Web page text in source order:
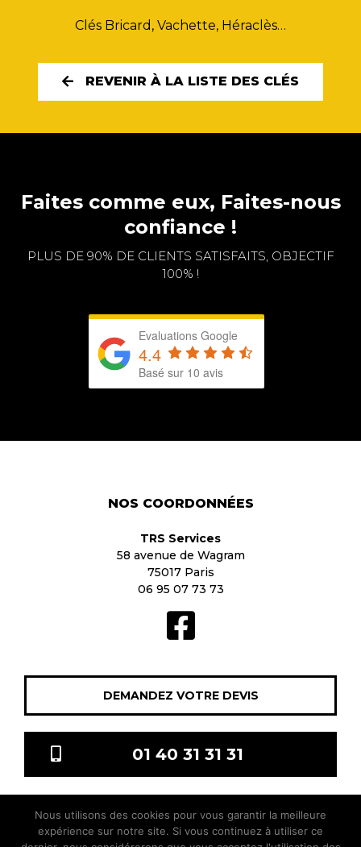
Clés Bricard, Vachette, Héraclès…
REVENIR À LA LISTE DES CLÉS
Faites comme eux, Faites-nous
confiance !
PLUS DE 90% DE CLIENTS SATISFAITS, OBJECTIF
100% !
Evaluations Google
4.4
Basé sur 10 avis
NOS COORDONNÉES
TRS Services
58 avenue de Wagram
75017 Paris
06 95 07 73 73
DEMANDEZ VOTRE DEVIS
01 40 31 31 31
TRS Services © 2021 Tous droits réservés | Mentions légales
Nous utilisons des cookies pour vous garantir la meilleure
expérience sur notre site. Si vous continuez à utiliser ce